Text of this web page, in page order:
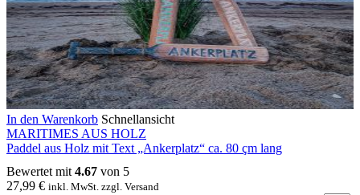
In den Warenkorb Schnellansicht
MARITIMES AUS HOLZ
Paddel aus Holz mit Text „Ankerplatz“ ca. 80 çm lang
Bewertet mit 4.67 von 5
27,99 € inkl. MwSt. zzgl. Versand